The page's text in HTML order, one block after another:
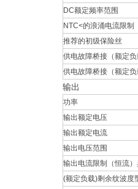
DC额定频率范围
NTC<的浪涌电流限制
推荐的初级保险丝
供电故障桥接（额定
供电故障桥接（额定
输出
功率
输出额定电压
输出额定电流
输出电压范围
输出电流限制（恒流
(额定负载)剩余纹波度